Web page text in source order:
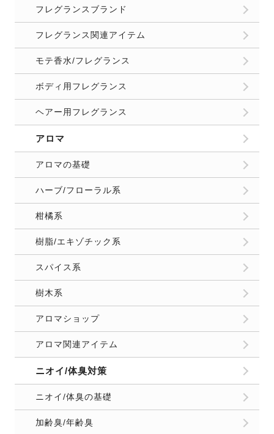
フレグランスブランド
フレグランス関連アイテム
モテ香水/フレグランス
ボディ用フレグランス
ヘアー用フレグランス
アロマ
アロマの基礎
ハーブ/フローラル系
柑橘系
樹脂/エキゾチック系
スパイス系
樹木系
アロマショップ
アロマ関連アイテム
ニオイ/体臭対策
ニオイ/体臭の基礎
加齢臭/年齢臭